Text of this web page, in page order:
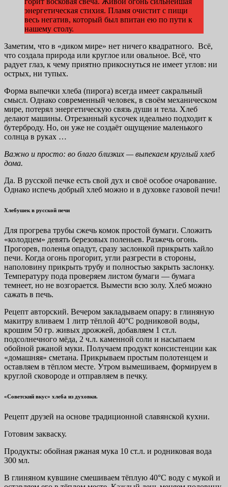
энергетическая стихия. Пламя очистит с пищи
весь негатив, который был впитан ею по пути к
нашему столу.
Заметим, что в «диком мире» нет ничего квадратного. Всё,
что создала природа или круглое или овальное. Всё, что
радует глаз, к чему приятно прикоснуться не имеет углов: ни
острых, ни тупых.
Форма выпечки хлеба (пирога) всегда имеет сакральный
смысл. Однако современный человек, в своём механическом
мире, потерял энергетическую связь души и тела. Хлеб
делают машины. Отрезанный кусочек идеально подходит к
бутерброду. Но, он уже не создаёт ощущение маленького
солнца в руках …
Важно и просто: во благо близких — выпекаем круглый хлеб
дома.
Да. В русской печке есть свой дух и своё особое очарование.
Однако испечь добрый хлеб можно и в духовке газовой печи!
Хлебушек в русской печи
Для прогрева трубы сжечь комок простой бумаги. Сложить
«колодцем» девять березовых поленьев. Разжечь огонь.
Прогорев, поленья опадут, сразу заслонкой прикрыть хайло
печи. Когда огонь прогорит, угли разгрести в стороны,
наполовину прикрыть трубу и полностью закрыть заслонку.
Температуру пода проверяем листом бумаги — бумага
темнеет, но не возгорается. Вымести всю золу. Хлеб можно
сажать в печь.
Рецепт авторский. Вечером закладываем опару: в глиняную
макитру вливаем 1 литр тёплой 40°С родниковой воды,
крошим 50 гр. живых дрожжей, добавляем 1 ст.л.
подсолнечного мёда, 2 ч.л. каменной соли и насыпаем
обойной ржаной муки. Получаем продукт консистенции как
«домашняя» сметана. Прикрываем простым полотенцем и
оставляем в тёплом месте. Утром вымешиваем, формируем в
круглой сковороде и отправляем в печку.
«Советский вкус» хлеба из духовки.
Рецепт друзей на основе традиционной славянской кухни.
Готовим закваску.
Продукты: обойная ржаная мука 10 ст.л. и родниковая вода
300 мл.
В глиняном кувшине смешиваем тёплую 40°С воду с мукой и